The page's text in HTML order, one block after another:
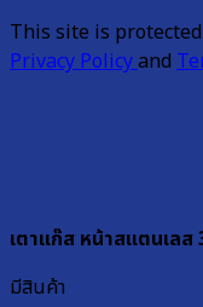
This site is protected
Privacy Policyand
เตาแก๊ส หน้าสแตนเลส
มีสินค้า